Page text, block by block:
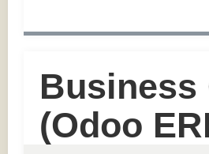
Business
(Odoo